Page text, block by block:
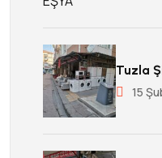
Tuzla
15